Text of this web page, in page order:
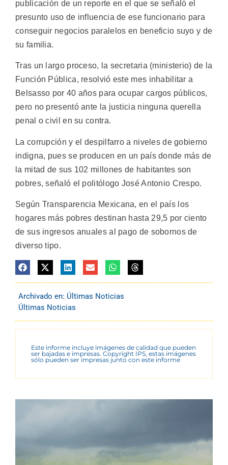
publicación de un reporte en el que se señaló el
presunto uso de influencia de ese funcionario para
conseguir negocios paralelos en beneficio suyo y de
su familia.
Tras un largo proceso, la secretaria (ministerio) de la
Función Pública, resolvió este mes inhabilitar a
Belsasso por 40 años para ocupar cargos públicos,
pero no presentó ante la justicia ninguna querella
penal o civil en su contra.
La corrupción y el despilfarro a niveles de gobierno
indigna, pues se producen en un país donde más de
la mitad de sus 102 millones de habitantes son
pobres, señaló el politólogo José Antonio Crespo.
Según Transparencia Mexicana, en el país los
hogares más pobres destinan hasta 29,5 por ciento
de sus ingresos anuales al pago de sobornos de
diverso tipo.
Archivado en: Últimas Noticias
Últimas Noticias
Este informe incluye imágenes de calidad que pueden
ser bajadas e impresas. Copyright IPS, estas imágenes
sólo pueden ser impresas junto con este informe